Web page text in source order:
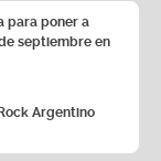
para poner a
septiembre en
Argentino